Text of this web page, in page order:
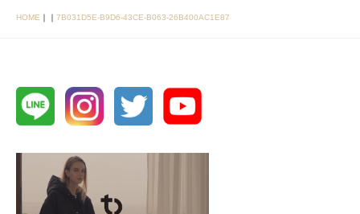
HOME ｜ ｜ 7B031D5E-B9D6-43CE-B063-26B400AC1E87